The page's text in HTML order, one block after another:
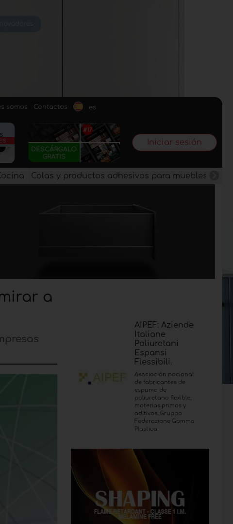
somos Contactos es
Iniciar sesión
Colas y productos adhesivos para muebles
a
AIPEF: Aziende
Italiane
Poliuretani
Espansi
Flessibili.
Asociación nacional
de fabricantes de
espuma de
poliuretano flexible,
materias primas y
aditivos. Gruppo
Federazione Gomma
Plastica.